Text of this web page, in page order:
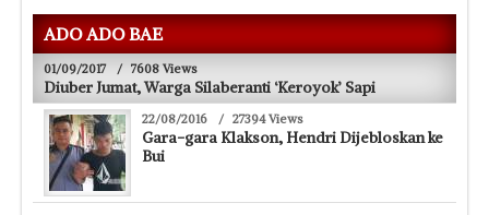
ADO ADO BAE
01/09/2017 / 7608 Views
Diuber Jumat, Warga Silaberanti ‘Keroyok’ Sapi
22/08/2016 / 27394 Views
Gara-gara Klakson, Hendri Dijebloskan ke
Bui